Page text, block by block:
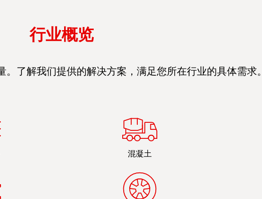
行业概览
了解我们提供的解决方案，满足您所在行业的具体需求。
混凝土